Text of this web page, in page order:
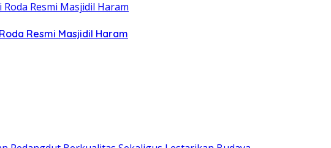
Resmi Masjidil Haram